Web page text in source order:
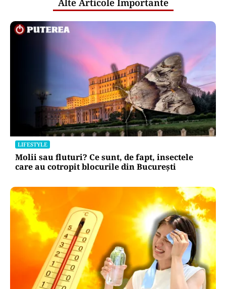
Alte Articole Importante
LIFESTYLE
Molii sau fluturi? Ce sunt, de fapt, insectele
care au cotropit blocurile din București